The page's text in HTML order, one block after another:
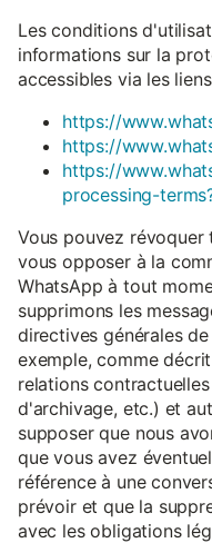
Les conditions
informations sur la
accessibles via les
https://
https://
https://
processing-
Vous pouvez
vous opposer à la
WhatsApp à tout
supprimons les
directives générales
exemple, comme
relations
d'archivage, etc.) et
supposer que nous
que vous avez
référence à une
prévoir et que la
avec les obligations